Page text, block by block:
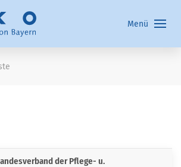
Menü
der Pflege- u.